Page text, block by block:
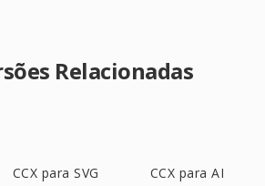
Relacionadas
CCX para SVG CCX para AI